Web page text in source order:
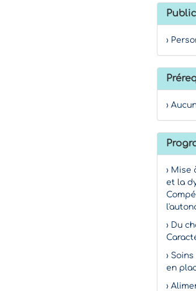
›
›
› Mise
et la
› Du
›
en
›